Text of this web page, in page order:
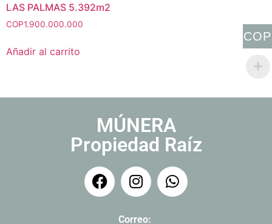
LAS PALMAS 5.392m2
COP1.900.000.000
Añadir al carrito
MÚNERA
Propiedad Raíz
Correo:
COP